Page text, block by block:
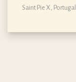
Saint Pie X Portugal